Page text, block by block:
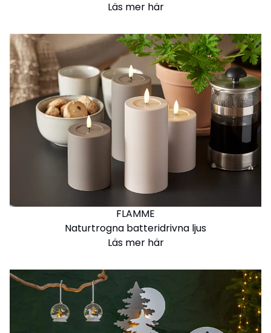
Läs mer här
FLAMME
Naturtrogna batteridrivna ljus
Läs mer här